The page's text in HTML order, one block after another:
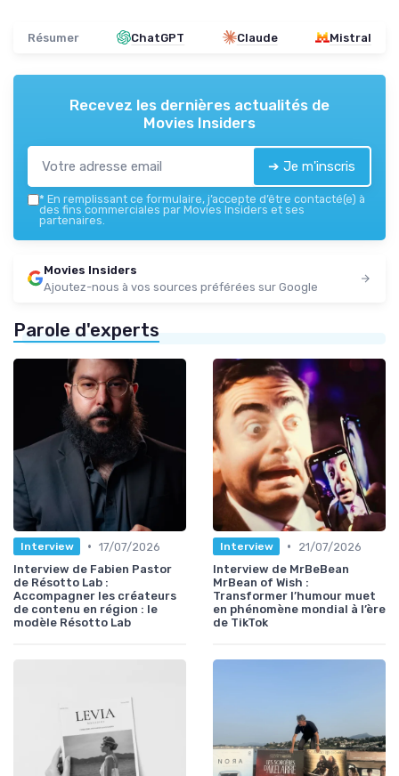
Résumer ChatGPT Claude Mistral
Recevez les dernières actualités de
Movies Insiders
➔ Je m'inscris
* En remplissant ce formulaire, j’accepte d’être contacté(e) à
des fins commerciales par Movies Insiders et ses
partenaires.
Movies Insiders
Ajoutez-nous à vos sources préférées sur Google
Parole d'experts
Interview • 17/07/2026
Interview de Fabien Pastor
de Résotto Lab :
Accompagner les créateurs
de contenu en région : le
modèle Résotto Lab
Interview •
21/07/2026
Interview de MrBeBean
MrBean of Wish :
Transformer l’humour muet
en phénomène mondial à l’ère
de TikTok